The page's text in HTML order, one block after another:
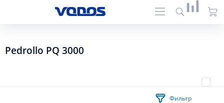
Pedrollo PQ 3000
Фильтр